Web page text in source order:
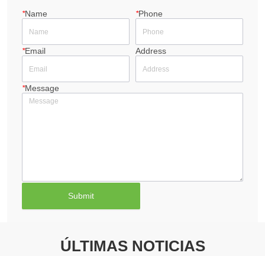
*Name *Phone
*Email Address
*Message
Submit
ÚLTIMAS NOTICIAS